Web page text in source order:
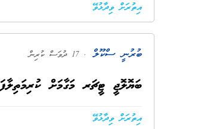
އިތުރަށް ވިދާޅުވޭ
ބުރުނީ ސްކޫލް . 17 ދުވަސް ކުރިން
ބަޔޮލޮޖީ ޓީޗަރ މަގާމަށް
އިތުރަށް ވިދާޅުވޭ